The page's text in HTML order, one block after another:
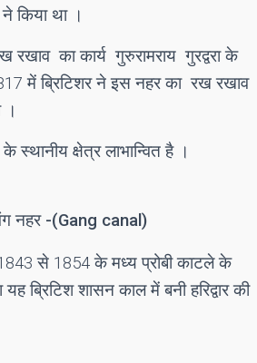
ने किया था ।
का कार्य गुरुरामराय गुरद्वरा के
में ब्रिटिशर ने इस नहर का रख रखाव
।
क्षेत्र लाभान्वित है ।
नहर -(Gang canal)
1843 से 1854 के मध्य प्रोबी काटले के
ब्रिटिश शासन काल में बनी हरिद्वार की